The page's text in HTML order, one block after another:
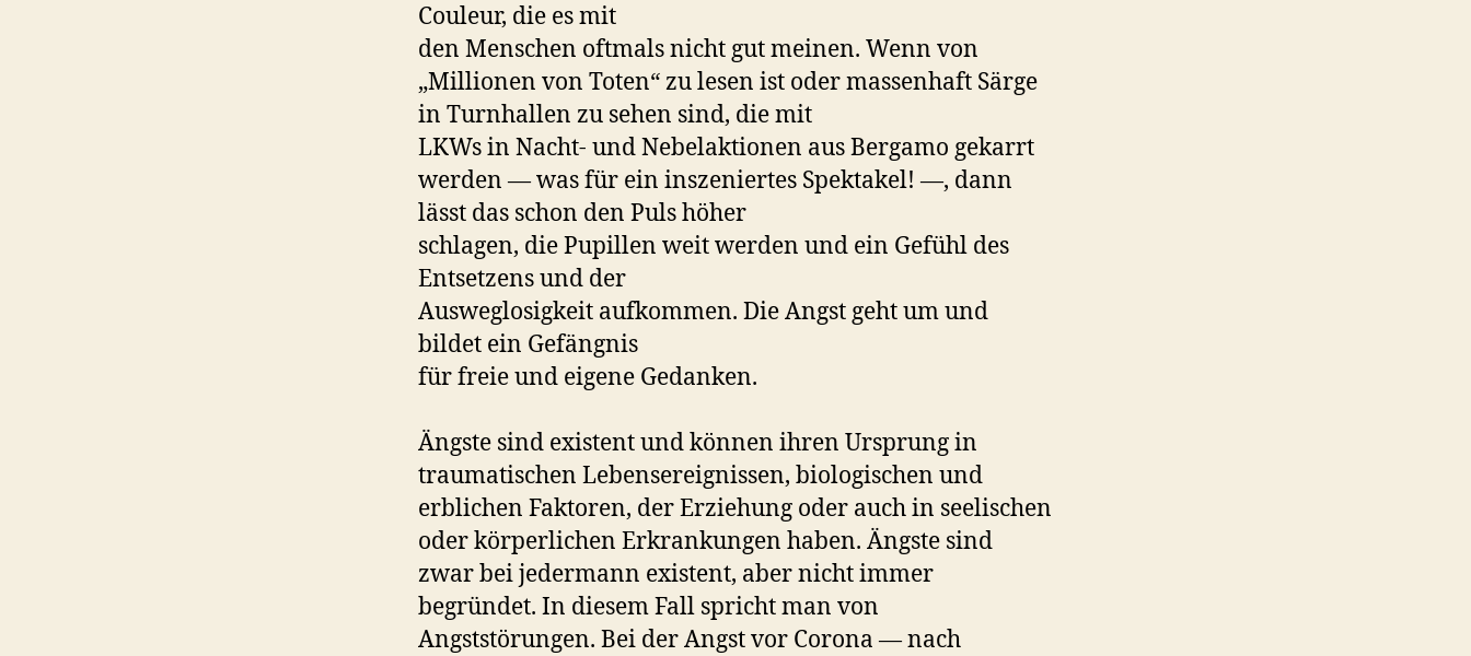
Couleur, die es mit
den Menschen oftmals nicht gut meinen. Wenn von
„Millionen von Toten“ zu lesen ist oder massenhaft Särge
in Turnhallen zu sehen sind, die mit
LKWs in Nacht- und Nebelaktionen aus Bergamo gekarrt
werden — was für ein inszeniertes Spektakel! —, dann
lässt das schon den Puls höher
schlagen, die Pupillen weit werden und ein Gefühl des
Entsetzens und der
Ausweglosigkeit aufkommen. Die Angst geht um und
bildet ein Gefängnis
für freie und eigene Gedanken.
Ängste sind existent und können ihren Ursprung in
traumatischen Lebensereignissen, biologischen und
erblichen Faktoren, der Erziehung oder auch in seelischen
oder körperlichen Erkrankungen haben. Ängste sind
zwar bei jedermann existent, aber nicht immer
begründet. In diesem Fall spricht man von
Angststörungen. Bei der Angst vor Corona — nach